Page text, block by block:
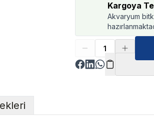
Kargoya
Akvaryum